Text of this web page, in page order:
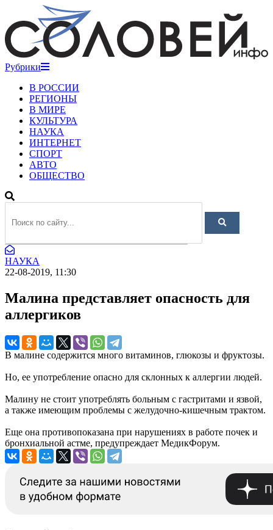
Рубрики
В РОССИИ
РЕГИОНЫ
В МИРЕ
КУЛЬТУРА
НАУКА
ИНТЕРНЕТ
СПОРТ
АВТО
ОБЩЕСТВО
НАУКА
22-08-2019, 11:30
Малина представляет опасность для
аллергиков
В малине содержится много витаминов, глюкозы и фруктозы.
Но, ее употребление опасно для склонных к аллергии людей.
Малину не стоит употреблять больным с гастритами и язвой,
а также имеющим проблемы с желудочно-кишечным трактом.
Еще она противопоказана при нарушениях в работе почек и
бронхиальной астме, предупреждает МедикФорум.